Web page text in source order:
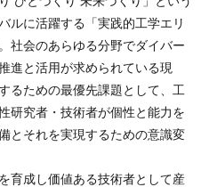
ルに活躍する「実践的工学エリ
社会のあらゆる分野でダイバー
進と活用が求められている現
るための最優先課題として、工
研究者・技術者が個性と能力を
とそれを実現するための意識変
育成し価値ある技術者として産